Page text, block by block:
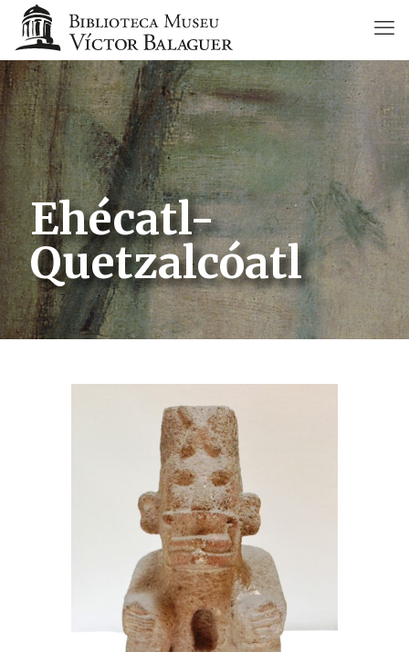
Ehécatl-
Quetzalcóatl